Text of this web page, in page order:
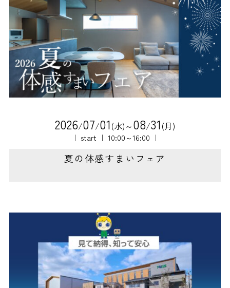
2026/07/01(水)～08/31(月)
｜ start ｜ 10:00～16:00 ｜
夏の体感すまいフェア